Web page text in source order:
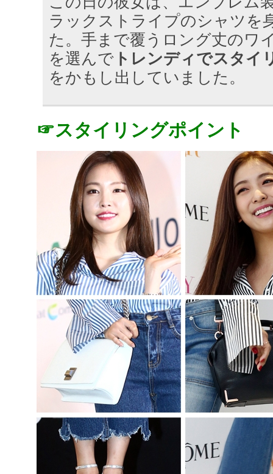
ラックストライプのシャツを
た。手まで覆うロング丈のワ
を選んで トレンディでスタイ
をかもし出していました。
☞スタイリングポイント